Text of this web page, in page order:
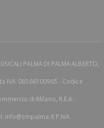
PALMA DI PALMA ALBERTO,
IVA: 08566100965 - Codice
di Milano, R.E.A.:
info@smpalma.it P.IVA